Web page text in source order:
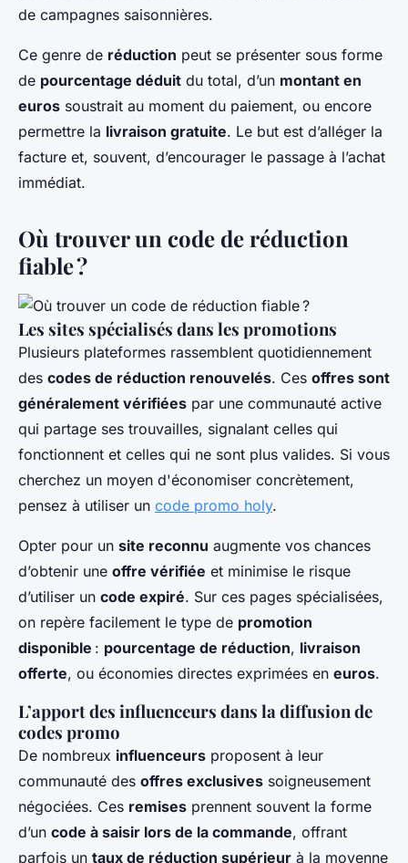
de campagnes saisonnières.
Ce genre de réduction peut se présenter sous forme
de pourcentage déduit du total, d’un montant en
euros soustrait au moment du paiement, ou encore
permettre la livraison gratuite. Le but est d’alléger la
facture et, souvent, d’encourager le passage à l’achat
immédiat.
Où trouver un code de réduction
fiable ?
Les sites spécialisés dans les promotions
Plusieurs plateformes rassemblent quotidiennement
des codes de réduction renouvelés. Ces offres sont
généralement vérifiées par une communauté active
qui partage ses trouvailles, signalant celles qui
fonctionnent et celles qui ne sont plus valides. Si vous
cherchez un moyen d'économiser concrètement,
pensez à utiliser un code promo holy.
Opter pour un site reconnu augmente vos chances
d’obtenir une offre vérifiée et minimise le risque
d’utiliser un code expiré. Sur ces pages spécialisées,
on repère facilement le type de promotion
disponible : pourcentage de réduction, livraison
offerte, ou économies directes exprimées en euros.
L’apport des influenceurs dans la diffusion de
codes promo
De nombreux influenceurs proposent à leur
communauté des offres exclusives soigneusement
négociées. Ces remises prennent souvent la forme
d’un code à saisir lors de la commande, offrant
parfois un taux de réduction supérieur à la moyenne